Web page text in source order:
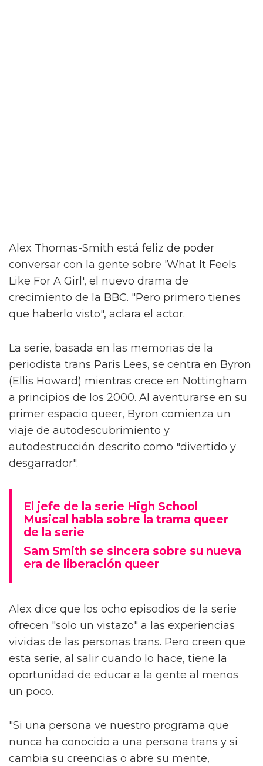
Alex Thomas-Smith está feliz de poder
conversar con la gente sobre 'What It Feels
Like For A Girl', el nuevo drama de
crecimiento de la BBC. "Pero primero tienes
que haberlo visto", aclara el actor.
La serie, basada en las memorias de la
periodista trans Paris Lees, se centra en Byron
(Ellis Howard) mientras crece en Nottingham
a principios de los 2000. Al aventurarse en su
primer espacio queer, Byron comienza un
viaje de autodescubrimiento y
autodestrucción descrito como "divertido y
desgarrador".
El jefe de la serie High School
Musical habla sobre la trama queer
de la serie
Sam Smith se sincera sobre su nueva
era de liberación queer
Alex dice que los ocho episodios de la serie
ofrecen "solo un vistazo" a las experiencias
vividas de las personas trans. Pero creen que
esta serie, al salir cuando lo hace, tiene la
oportunidad de educar a la gente al menos
un poco.
"Si una persona ve nuestro programa que
nunca ha conocido a una persona trans y si
cambia su creencias o abre su mente,